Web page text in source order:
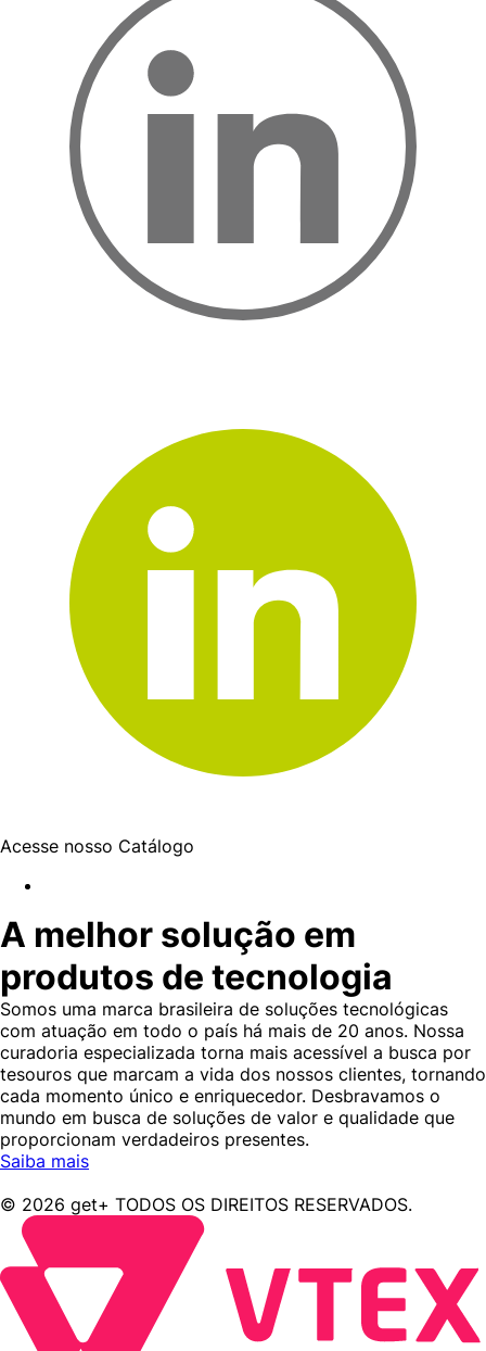
Acesse nosso Catálogo
A melhor solução em
produtos de tecnologia
Somos uma marca brasileira de soluções tecnológicas
com atuação em todo o país há mais de 20 anos. Nossa
curadoria especializada torna mais acessível a busca por
tesouros que marcam a vida dos nossos clientes, tornando
cada momento único e enriquecedor. Desbravamos o
mundo em busca de soluções de valor e qualidade que
proporcionam verdadeiros presentes.
Saiba mais
© 2026 get+ TODOS OS DIREITOS RESERVADOS.